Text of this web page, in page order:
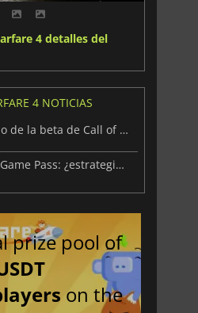
4 detalles del
4 NOTICIAS
Se da a conocer el calendario de la beta de Call of Duty: Modern Warfare 4
Modern Warfare 4 fuera de Game Pass: ¿estrategia de ventas?
prize pool of
on the